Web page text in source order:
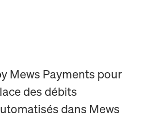
Mews Payments pour
des débits
dans Mews